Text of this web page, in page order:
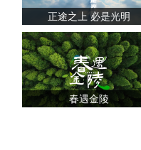
正途之上 必是光明
春遇金陵